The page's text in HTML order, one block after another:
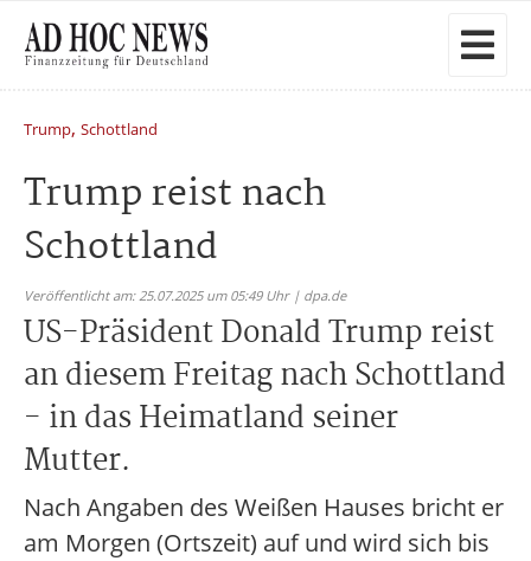
Trump, Schottland
Trump reist nach
Schottland
Veröffentlicht am: 25.07.2025 um 05:49 Uhr | dpa.de
US-Präsident Donald Trump reist
an diesem Freitag nach Schottland
- in das Heimatland seiner
Mutter.
Nach Angaben des Weißen Hauses bricht er
am Morgen (Ortszeit) auf und wird sich bis